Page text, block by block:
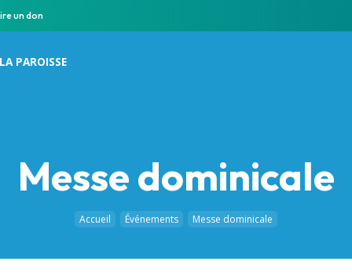
un don
LA PAROISSE
Messe dominicale
Accueil Événements Messe dominicale